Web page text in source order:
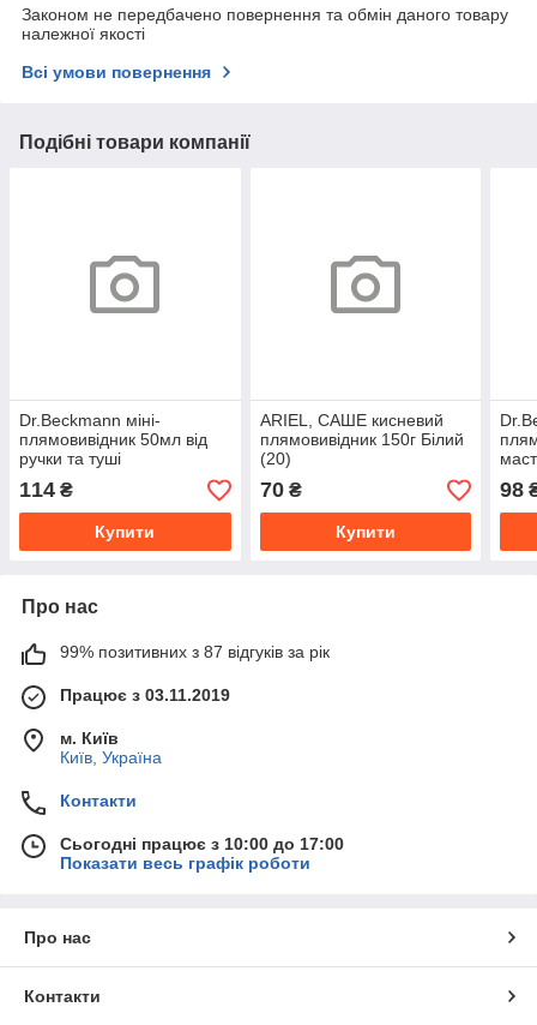
Законом не передбачено повернення та обмін даного товару
належної якості
Всі умови повернення
Подібні товари компанії
Dr.Beckmann міні-
плямовивідник 50мл від
ручки та туші
114 ₴
Купити
ARIEL, САШЕ кисневий
плямовивідник 150г Білий
(20)
70₴
Купити
98
Про нас
99% позитивних з 87 відгуків за рік
Працює з 03.11.2019
м. Київ
Київ, Україна
Контакти
Сьогодні працює з 10:00 до 17:00
Показати весь графік роботи
Про нас
Контакти